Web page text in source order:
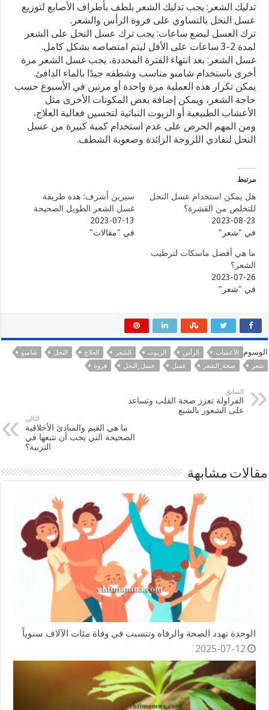
تدليك الشعر: يجب تدليك الشعر بلطف بأطراف الأصابع لتوزيع
عسل النحل بالتساوي على فروة الرأس والشعر.
ترك العسل لبضع ساعات: يجب ترك عسل النحل على الشعر
لمدة 2-3 ساعات على الأقل ليتم امتصاصه بشكل كامل.
غسل الشعر: بعد انتهاء الفترة المحددة، يجب غسل الشعر مرة
أخرى باستخدام شامبو مناسب وشطفه جيدًا بالماء الدافئ.
يمكن تكرار هذه العملية مرة واحدة أو مرتين في الأسبوع حسب
حاجة الشعر، ويمكن إضافة بعض المكونات الأخرى مثل
الأعشاب الطبيعية أو الزيوت النباتية لتحسين فعالية العلاج،
ومن المهم الحرص على عدم استخدام كمية كبيرة من عسل
النحل لتفادي اللزوجة الزائدة وصعوبة الشطف.
مرتبط
هل يمكن استخدام عسل النحل
للتخلص من القشرة؟
2023-08-23
في "شعر"
سيرين أشرف: هذه طريقة
غسل الشعر الطويل الصحيحة
2023-07-13
في "مقالات"
ما هي أفضل ماسكات لترطيب
الشعر؟
2023-07-26
في "شعر"
الوسوم الأعشاب الرأس الزيوت الشعر العلاج النحل
شامبو
شعر
صحة_الشعر عسل عسل_النحل فروة
السابق
الفراولة تعزز صحة القلب وتساعد
على الشعور بالشبع
التالي
ما هي القيم والمبادئ الأخلاقية
الصحيحة التي يجب أن نتبعها في
التربية؟
مقالات مشابهة
الوحدة تهدد الصحة والرفاه وتتسبب في وفاة مئات الآلاف سنوياً
2025-07-12